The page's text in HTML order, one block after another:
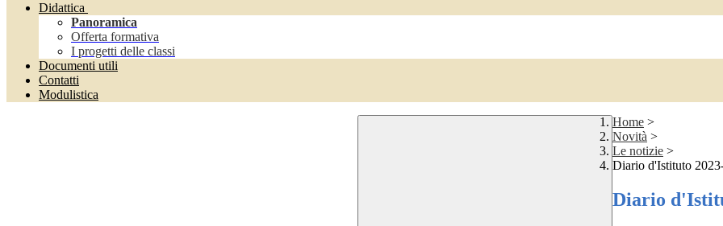
Didattica
Panoramica
Offerta formativa
I progetti delle classi
Documenti utili
Contatti
Modulistica
Home >
Novità >
Le notizie >
Diario d'Istituto
Diario